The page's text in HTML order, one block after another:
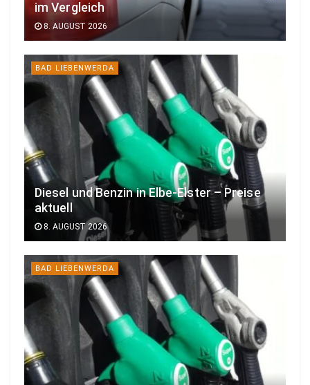
im Vergleich
8. AUGUST 2026
BAD LIEBENWERDA
Diesel und Benzin in Elbe-Elster – Preise
aktuell
8. AUGUST 2026
BAD LIEBENWERDA